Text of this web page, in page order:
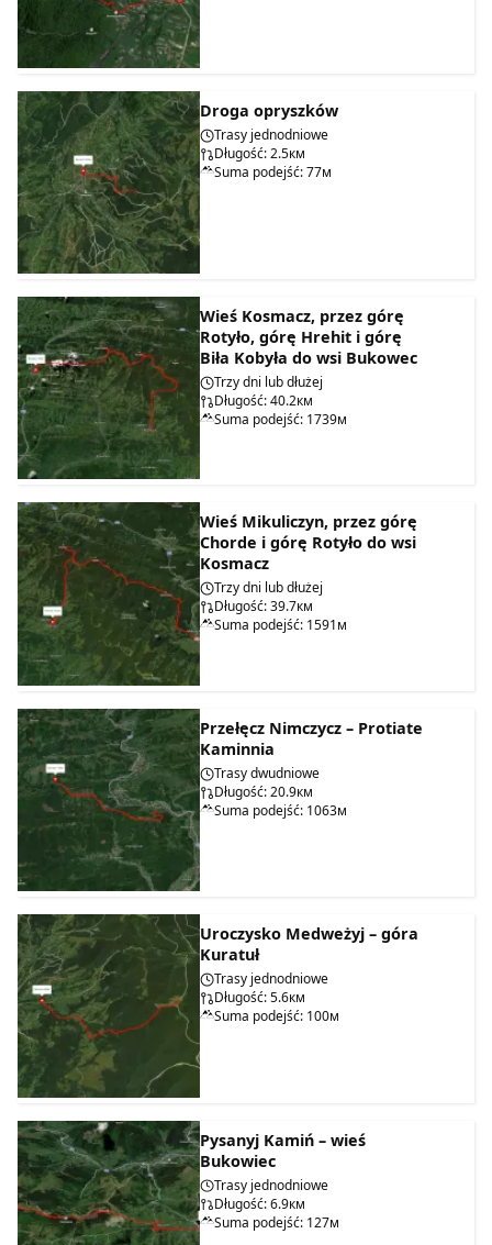
Droga opryszków
Trasy jednodniowe
Długość: 2.5км
Suma podejść: 77м
Wieś Kosmacz, przez górę
Rotyło, górę Hrehit i górę
Biła Kobyła do wsi Bukowec
Trzy dni lub dłużej
Długość: 40.2км
Suma podejść: 1739м
Wieś Mikuliczyn, przez górę
Chorde i górę Rotyło do wsi
Kosmacz
Trzy dni lub dłużej
Długość: 39.7км
Suma podejść: 1591м
Przełęcz Nimczycz – Protiate
Kaminnia
Trasy dwudniowe
Długość: 20.9км
Suma podejść: 1063м
Uroczysko Medweżyj – góra
Kuratuł
Trasy jednodniowe
Długość: 5.6км
Suma podejść: 100м
Pysanyj Kamiń – wieś
Bukowiec
Trasy jednodniowe
Długość: 6.9км
Suma podejść: 127м